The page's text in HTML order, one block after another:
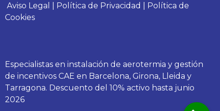
Aviso Legal Política de Privacidad
Política de
Cookies
Especialistas en instalación de aerotermia y gestión
de incentivos CAE en Barcelona, Girona, Lleida y
Tarragona. Descuento del 10% activo hasta junio
2026